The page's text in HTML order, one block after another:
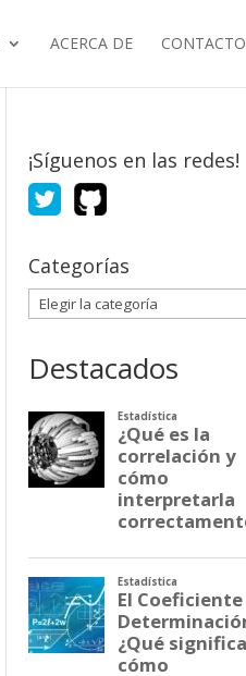
ACERCA DE CONTACTO
¡Síguenos en las redes!
Categorías
Categorías
Destacados